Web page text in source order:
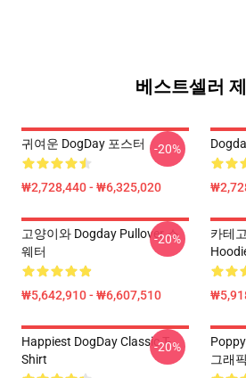
베스트셀러
귀여운 DogDay 포스터
₩2,728,440 - ₩6,325,020
-20%
고양이와 Dogday Pullover 스
웨터
₩5,642,910 - ₩6,607,510
-20%
카테
Happiest DogDay Classic T-
Shirt
-20%
그래